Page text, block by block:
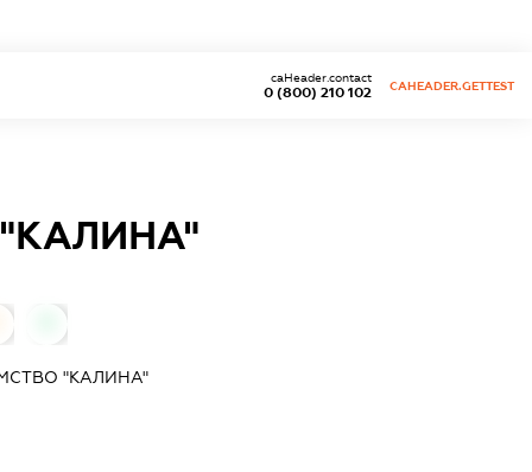
0 (800) 210 102
caHeader.contact
CAHEADER.GETTEST
"КАЛИНА"